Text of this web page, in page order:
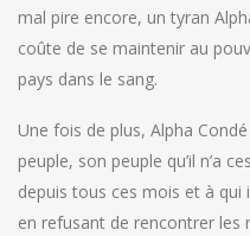
mal pire encore, un tyran
coûte de se maintenir au
pays dans le sang.
Une fois de plus, Alpha
peuple, son peuple qu’il n’a
depuis tous ces mois et à qui
en refusant de rencontrer les